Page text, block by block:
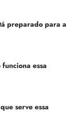
preparado para a
essa
serve essa